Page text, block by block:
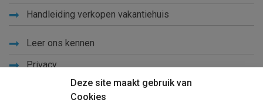
Deze site maakt gebruik van
Cookies
Handleiding verkopen vakantiehuis
Leer ons kennen
Privacy